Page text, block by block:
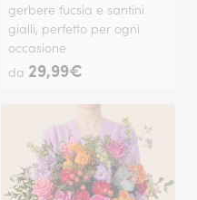
gerbere fucsia e santini
gialli, perfetto per ogni
occasione
da 29,99€